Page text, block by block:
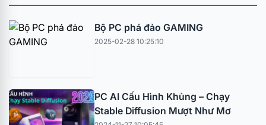
Bộ PC phá đảo GAMING
2025-02-28 10:25:10
PC AI Cấu Hình Khủng – Chạy
Stable Diffusion Mượt Như Mơ